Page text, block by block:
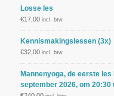
Losse les
€17,00 incl. btw
Kennismakingslessen (3x)
€32,00 incl. btw
Mannenyoga, de eerste
september 2026, om 20:30